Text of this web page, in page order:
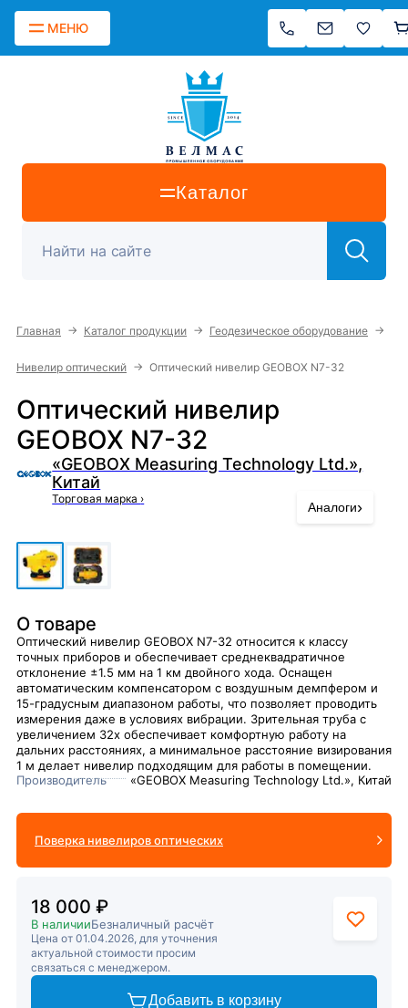
МЕНЮ
Каталог
Главная → Каталог продукции → Геодезическое оборудование →
Нивелир оптический → Оптический нивелир GEOBOX N7-32
Оптический нивелир
GEOBOX N7-32
«GEOBOX Measuring Technology Ltd.»,
Китай
Торговая марка ›
Аналоги›
О товаре
Оптический нивелир GEOBOX N7-32 относится к классу
точных приборов и обеспечивает среднеквадратичное
отклонение ±1.5 мм на 1 км двойного хода. Оснащен
автоматическим компенсатором с воздушным демпфером и
15-градусным диапазоном работы, что позволяет проводить
измерения даже в условиях вибрации. Зрительная труба с
увеличением 32x обеспечивает комфортную работу на
дальних расстояниях, а минимальное расстояние визирования
1 м делает нивелир подходящим для работы в помещении.
Производитель
«GEOBOX Measuring Technology Ltd.», Китай
Поверка нивелиров оптических
18 000 ₽
В наличииБезналичный расчёт
Цена от 01.04.2026, для уточнения
актуальной стоимости просим
связаться с менеджером.
Добавить в корзину